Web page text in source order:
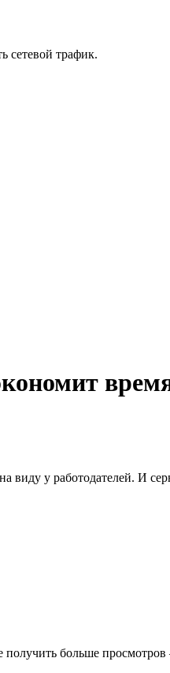
сетевой трафик.
виду у работодателей. И
больше